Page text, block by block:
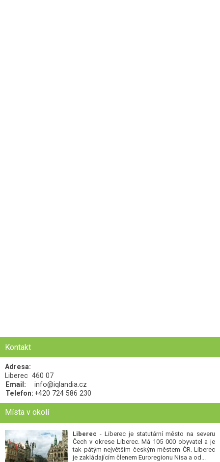
Kontakt
Adresa:
Liberec 460 07
Email:
info@iqlandia.cz
Telefon: +420 724 586 230
Místa v okolí
Liberec - Liberec je statutární město na severu
Čech v okrese Liberec. Má 105 000 obyvatel a je
tak pátým největším českým městem ČR. Liberec
je zakládajícím členem Euroregionu Nisa a od...